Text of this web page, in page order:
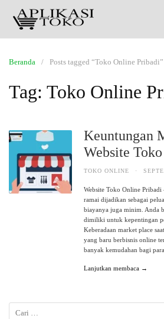
Beranda Posts tagged “Toko Online Pribadi”
Tag: Toko Online
Keuntungan
Website
TOKO ONLINE ·
Website Toko Online Pribadi
ramai dijadikan sebagai
biayanya juga minim. Anda
dimiliki untuk kepentingan
Keberadaan market place
yang baru berbisnis online
banyak kemudahan bagi
Lanjutkan membaca →